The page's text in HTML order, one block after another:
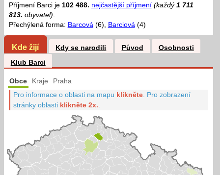
Příjmení Barci je 102 488. nejčastější příjmení (každý 1 711
813. obyvatel).
Přechýlená forma: Barcová(6), Barciová(4)
Kde žijí Kdy se narodili Původ
Osobnosti
Klub Barci
Obce Kraje Praha
Pro informace o oblasti na mapu klikněte Pro zobrazení
stránky oblasti klikněte 2x.